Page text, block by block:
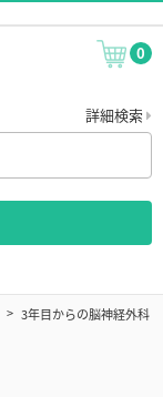
0
詳細検索
3年目からの脳神経外科